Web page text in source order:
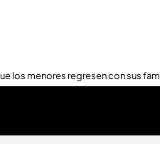
los menores regresen con sus